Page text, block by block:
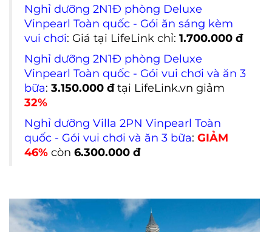
Nghỉ dưỡng 2N1Đ phòng Deluxe
Vinpearl Toàn quốc - Gói ăn sáng kèm
vui chơi: Giá tại LifeLink chỉ: 1.700.000 đ
Nghỉ dưỡng 2N1Đ phòng Deluxe
Vinpearl Toàn quốc - Gói vui chơi và ăn 3
bữa: 3.150.000 đtại LifeLink.vn giảm
32%
Nghỉ dưỡng Villa 2PN Vinpearl Toàn
quốc - Gói vui chơi và ăn 3 bữa: GIẢM
46% còn 6.300.000 đ